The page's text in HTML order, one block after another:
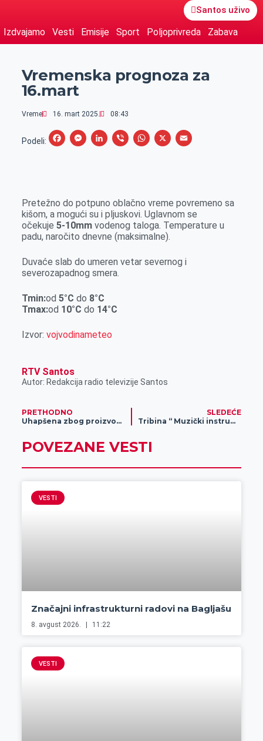
Santos uživo
Izdvajamo Vesti Emisije Sport Poljoprivreda Zabava
Vremenska prognoza za
16.mart
Vreme 16. mart 2025. 08:43
Podeli:
F
b
o
o
M
e
n
g
r
L
e
d
I
V
r
W
s
A
p
X
E
l
Pretežno do potpuno oblačno vreme povremeno sa
kišom, a mogući su i pljuskovi. Uglavnom se
očekuje 5-10mmvodenog taloga. Temperature u
padu, naročito dnevne (maksimalne).
Duvaće slab do umeren vetar severnog i
severozapadnog smera.
Tmin:od 5°C do 8°C
Tmax:od 10°C do 14°C
Izvor: vojvodinameteo
RTV Santos
Autor: Redakcija radio televizije Santos
PRETHODNO
Uhapšena zbog proizvodnje i prodaje opojnih droga
SLEDEĆE
Tribina “ Muzički instrumenti nekad i sad“
POVEZANE VESTI
VESTI
Značajni infrastrukturni radovi na Bagljašu
8. avgust 2026. 11:22
VESTI